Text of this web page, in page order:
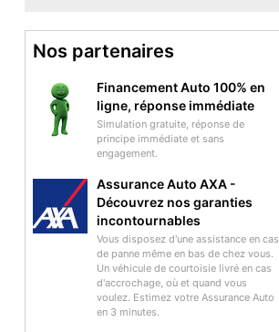
Nos partenaires
Financement Auto 100% en
ligne, réponse immédiate
Simulation gratuite, réponse de
principe immédiate et sans
engagement.
Assurance Auto AXA -
Découvrez nos garanties
incontournables
Vous disposez d'une assistance en cas
de panne même en bas de chez vous.
Un véhicule de courtoisie livré en cas
d'accrochage, où et quand vous
voulez. Estimez votre Assurance Auto
en 3 minutes.